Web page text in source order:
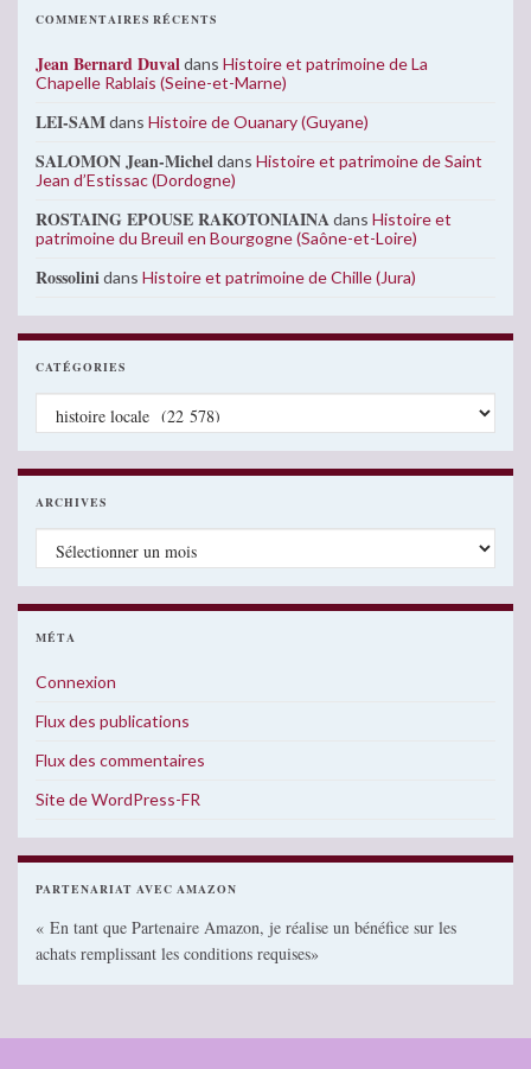
COMMENTAIRES RÉCENTS
Jean Bernard Duvaldans Histoire et patrimoine de La
Chapelle Rablais (Seine-et-Marne)
LEI-SAMdans Histoire de Ouanary (Guyane)
SALOMON Jean-Micheldans Histoire et patrimoine de Saint
Jean d’Estissac (Dordogne)
ROSTAING EPOUSE RAKOTONIAINAdans Histoire et
patrimoine du Breuil en Bourgogne (Saône-et-Loire)
Rossolinidans Histoire et patrimoine de Chille (Jura)
CATÉGORIES
Catégories
ARCHIVES
Archives
MÉTA
Connexion
Flux des publications
Flux des commentaires
Site de WordPress-FR
PARTENARIAT AVEC AMAZON
« En tant que Partenaire Amazon, je réalise un bénéfice sur les
achats remplissant les conditions requises»